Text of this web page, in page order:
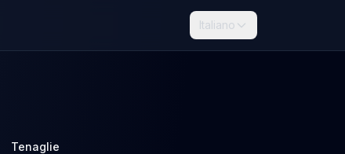
Italiano
Tenaglie